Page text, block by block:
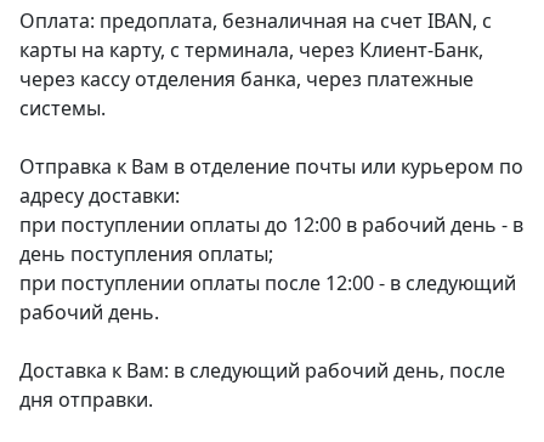
Оплата: предоплата, безналичная на счет IBAN, с
карты на карту, с терминала, через Клиент-Банк,
через кассу отделения банка, через платежные
системы.
Отправка к Вам в отделение почты или курьером по
адресу доставки:
при поступлении оплаты до 12:00 в рабочий день - в
день поступления оплаты;
при поступлении оплаты после 12:00 - в следующий
рабочий день.
Доставка к Вам: в следующий рабочий день, после
дня отправки.